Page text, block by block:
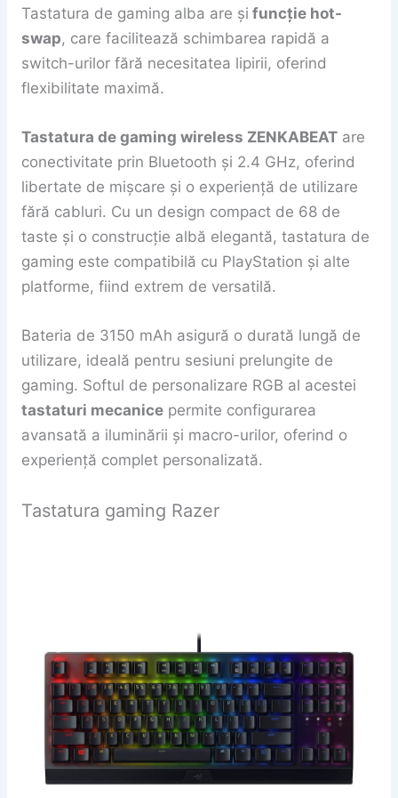
Tastatura de gaming alba are și funcție hot-
swap, care facilitează schimbarea rapidă a
switch-urilor fără necesitatea lipirii, oferind
flexibilitate maximă.
Tastatura de gaming wireless ZENKABEATare
conectivitate prin Bluetooth și 2.4 GHz, oferind
libertate de mișcare și o experiență de utilizare
fără cabluri. Cu un design compact de 68 de
taste și o construcție albă elegantă, tastatura de
gaming este compatibilă cu PlayStation și alte
platforme, fiind extrem de versatilă.
Bateria de 3150 mAh asigură o durată lungă de
utilizare, ideală pentru sesiuni prelungite de
gaming. Softul de personalizare RGB al acestei
tastaturi mecanicepermite configurarea
avansată a iluminării și macro-urilor, oferind o
experiență complet personalizată.
Tastatura gaming Razer